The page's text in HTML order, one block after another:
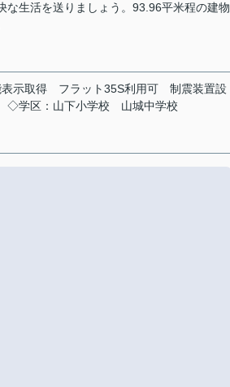
生活を送りましょう。93.96平米程の建物
示取得 フラット35S利用可
制震装置設
◇学区：山下小学校 山城中学校